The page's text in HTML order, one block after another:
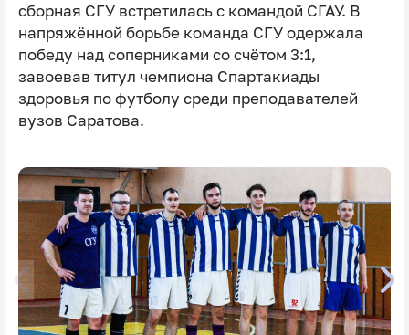
сборная СГУ встретилась с командой СГАУ. В
напряжённой борьбе команда СГУ одержала
победу над соперниками со счётом 3:1,
завоевав титул чемпиона Спартакиады
здоровья по футболу среди преподавателей
вузов Саратова.